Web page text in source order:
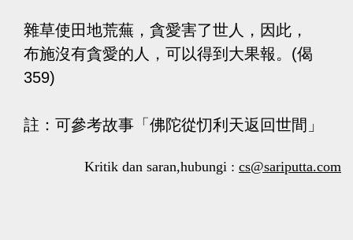
雜草使田地荒蕪，貪愛害了世人，因此，
布施沒有貪愛的人，可以得到大果報。(偈
359)
註：可參考故事「佛陀從忉利天返回世間」
Kritik dan saran,hubungi : cs@sariputta.com